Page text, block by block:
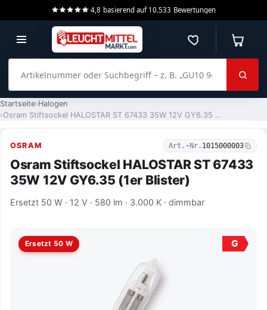
4,8 basierend auf 10.533 Bewertungen
Merkzettel
Startseite Halogen
Osram Stiftsockel HALOSTAR ST 67433 35W 12V GY6.35 (1er Blister)
OSRAM Art.-Nr. 1015000003
Osram Stiftsockel HALOSTAR ST 67433
35W 12V GY6.35 (1er Blister)
Ersetzt 50 W · 12 V · 580 lm · 3.000 K · dimmbar
Ersetzt 50 W G